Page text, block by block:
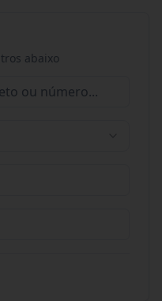
abaixo